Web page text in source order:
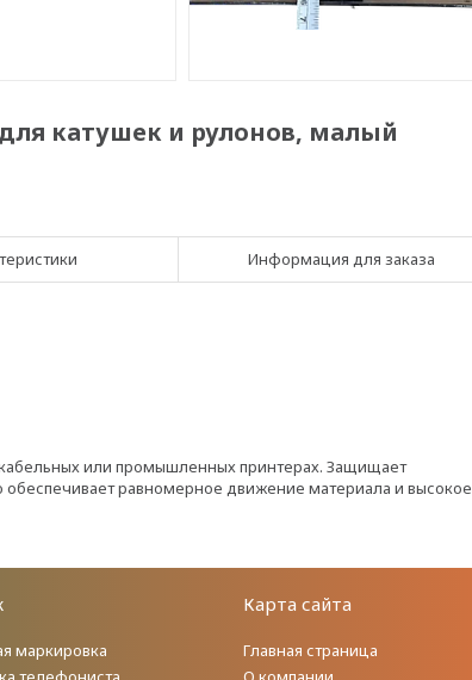
катушек и рулонов, малый
Информация для заказа
или промышленных принтерах. Защищает
равномерное движение материала и высокое
маркировка
Карта сайта
Главная страница